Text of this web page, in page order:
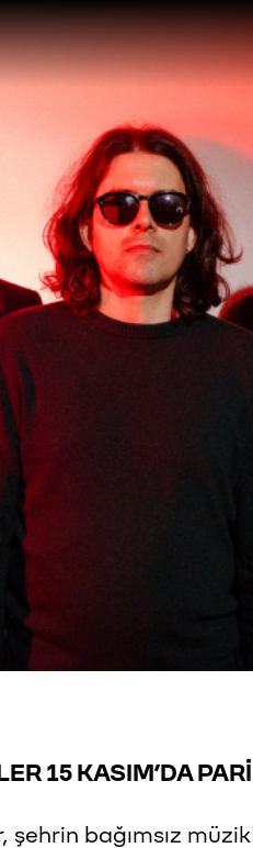
15 KASIM’DA
şehrin bağımsız